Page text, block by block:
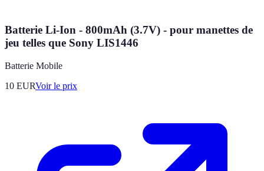
Batterie Li-Ion - 800mAh (3.7V) - pour manettes de
jeu telles que Sony LIS1446
Batterie Mobile
10 EURVoir le prix